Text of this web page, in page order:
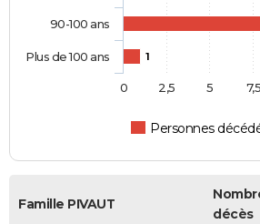
1
Personnes
90-100 ans
Plus de 100 ans
0 2,5 5 7,5
Famille PIVAUT
décès